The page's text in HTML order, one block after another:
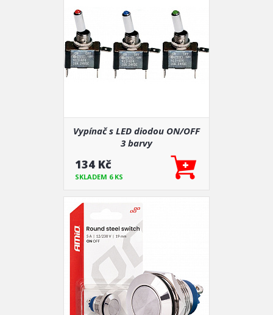
Vypínač s LED diodou ON/OFF
3 barvy
134 Kč
SKLADEM 6 KS